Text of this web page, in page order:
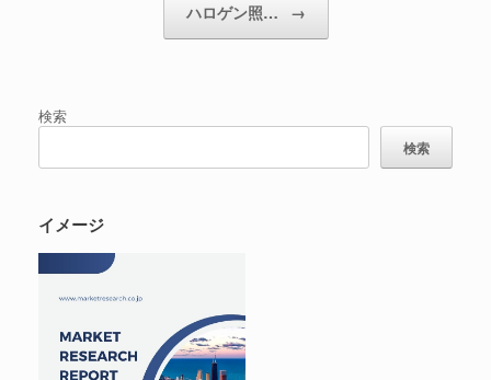
ハロゲン照… →
検索
検索
イメージ